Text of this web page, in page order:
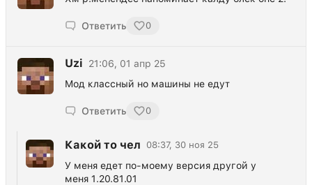
Ответить 0
Uzi
21:06, 01 апр 25
Мод классный но машины не едут
Ответить 0
Какой то чел 08:37, 30 ноя 25
У меня едет по-моему версия другой у
меня 1.20.81.01